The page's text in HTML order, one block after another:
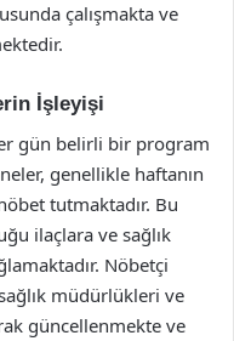
çalışmakta ve
İşleyişi
gün belirli bir program
genellikle haftanın
tutmaktadır. Bu
ilaçlara ve sağlık
Nöbetçi
müdürlükleri ve
güncellenmekte ve